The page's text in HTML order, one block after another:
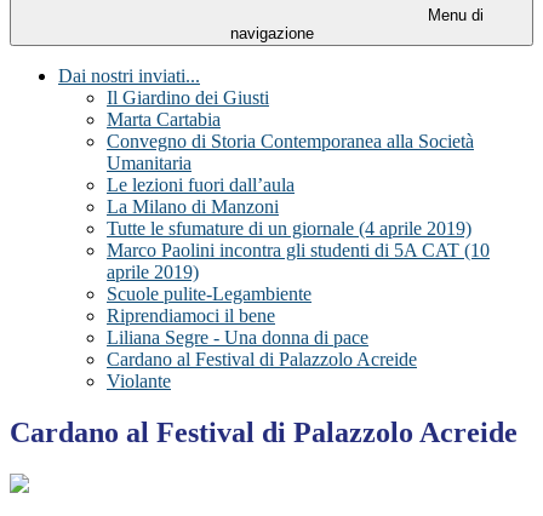
Menu di
navigazione
Dai nostri inviati...
Il Giardino dei Giusti
Marta Cartabia
Convegno di Storia Contemporanea alla Società
Umanitaria
Le lezioni fuori dall’aula
La Milano di Manzoni
Tutte le sfumature di un giornale (4 aprile 2019)
Marco Paolini incontra gli studenti di 5A CAT (10
aprile 2019)
Scuole pulite-Legambiente
Riprendiamoci il bene
Liliana Segre - Una donna di pace
Cardano al Festival di Palazzolo Acreide
Violante
Cardano al Festival di Palazzolo Acreide